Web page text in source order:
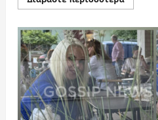
more
Το
διήγημα
του
«Η
στη
Νέα
2025